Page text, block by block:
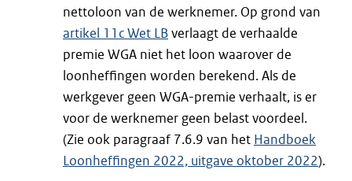
nettoloon van de werknemer. Op grond van
artikel 11c Wet LBverlaagt de verhaalde
premie WGA niet het loon waarover de
loonheffingen worden berekend. Als de
werkgever geen WGA-premie verhaalt, is er
voor de werknemer geen belast voordeel.
(Zie ook paragraaf 7.6.9 van het Handboek
Loonheffingen 2022, uitgave oktober 2022).